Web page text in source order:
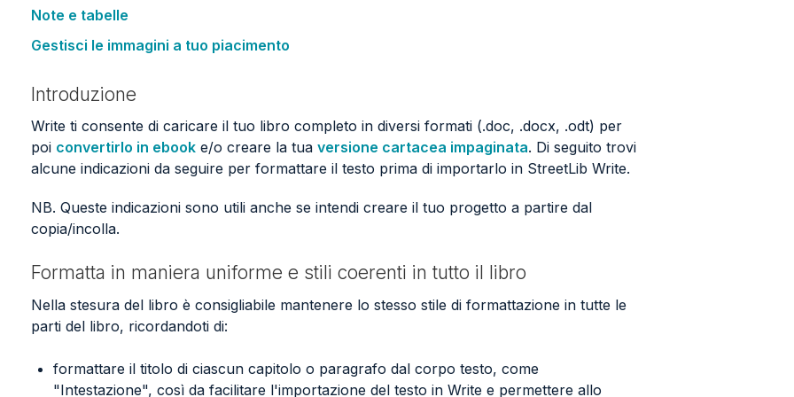
Note e tabelle
Gestisci le immagini a tuo piacimento
Introduzione
Write ti consente di caricare il tuo libro completo in diversi formati (.doc, .docx, .odt) per
poi convertirlo in ebooke/o creare la tua versione cartacea impaginata. Di seguito trovi
alcune indicazioni da seguire per formattare il testo prima di importarlo in StreetLib Write.
NB. Queste indicazioni sono utili anche se intendi creare il tuo progetto a partire dal
copia/incolla.
Formatta in maniera uniforme e stili coerenti in tutto il libro
Nella stesura del libro è consigliabile mantenere lo stesso stile di formattazione in tutte le
parti del libro, ricordandoti di:
formattare il titolo di ciascun capitolo o paragrafo dal corpo testo, come
"Intestazione", così da facilitare l'importazione del testo in Write e permettere allo